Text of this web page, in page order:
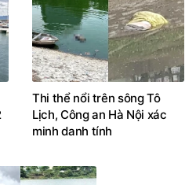
Thi thể nổi trên sông Tô
Lịch, Công an Hà Nội xác
minh danh tính